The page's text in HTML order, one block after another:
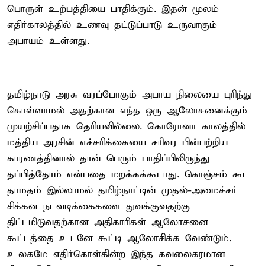
பொருள் உற்பத்தியை பாதிக்கும். இதன் மூலம்
எதிர்காலத்தில் உணவு தட்டுப்பாடு உருவாகும்
அபாயம் உள்ளது.
தமிழ்நாடு அரசு வரப்போகும் அபாய நிலையை புரிந்து
கொள்ளாமல் அதற்கான எந்த ஒரு ஆலோசனைக்கும்
முயற்சிப்பதாக தெரியவில்லை. கொரோனா காலத்தில்
மத்திய அரசின் எச்சரிக்கையை சரிவர பின்பற்றிய
காரணத்தினால் தான் பெரும் பாதிப்பிலிருந்து
தப்பித்தோம் என்பதை மறக்கக்கூடாது. கொஞ்சம் கூட
தாமதம் இல்லாமல் தமிழ்நாட்டின் முதல்-அமைச்சர்
சிக்கன நடவடிக்கைகளை துவக்குவதற்கு
திட்டமிடுவதற்கான அதிகாரிகள் ஆலோசனை
கூட்டத்தை உடனே கூட்டி ஆலோசிக்க வேண்டும்.
உலகமே எதிர்கொள்கின்ற இந்த கவலைகரமான